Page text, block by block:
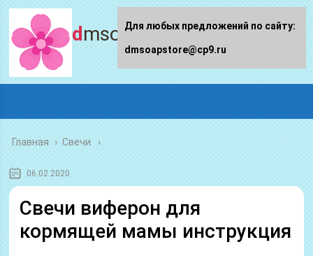
dmsoapstore.ru
Главная › Свечи
06.02.2020
Свечи виферон для
кормящей мамы инструкция
Для любых предложений по сайту:
dmsoapstore@cp9.ru